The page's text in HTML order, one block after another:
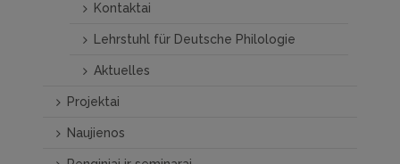
Kontaktai
Lehrstuhl für Deutsche Philologie
Aktuelles
Projektai
Naujienos